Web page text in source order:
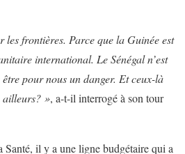
les frontières. Parce que la Guinée est
international. Le Sénégal n’est
pour nous un danger. Et ceux-là
ailleurs? », a-t-il interrogé à son tour
il y a une ligne budgétaire qui a